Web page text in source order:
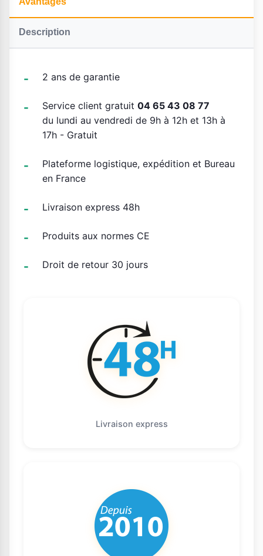
Description
2 ans de garantie
Service client gratuit 04 65 43 08 77
du lundi au vendredi de 9h à 12h et 13h à
17h - Gratuit
Plateforme logistique, expédition et Bureau
en France
Livraison express 48h
Produits aux normes CE
Droit de retour 30 jours
Livraison express